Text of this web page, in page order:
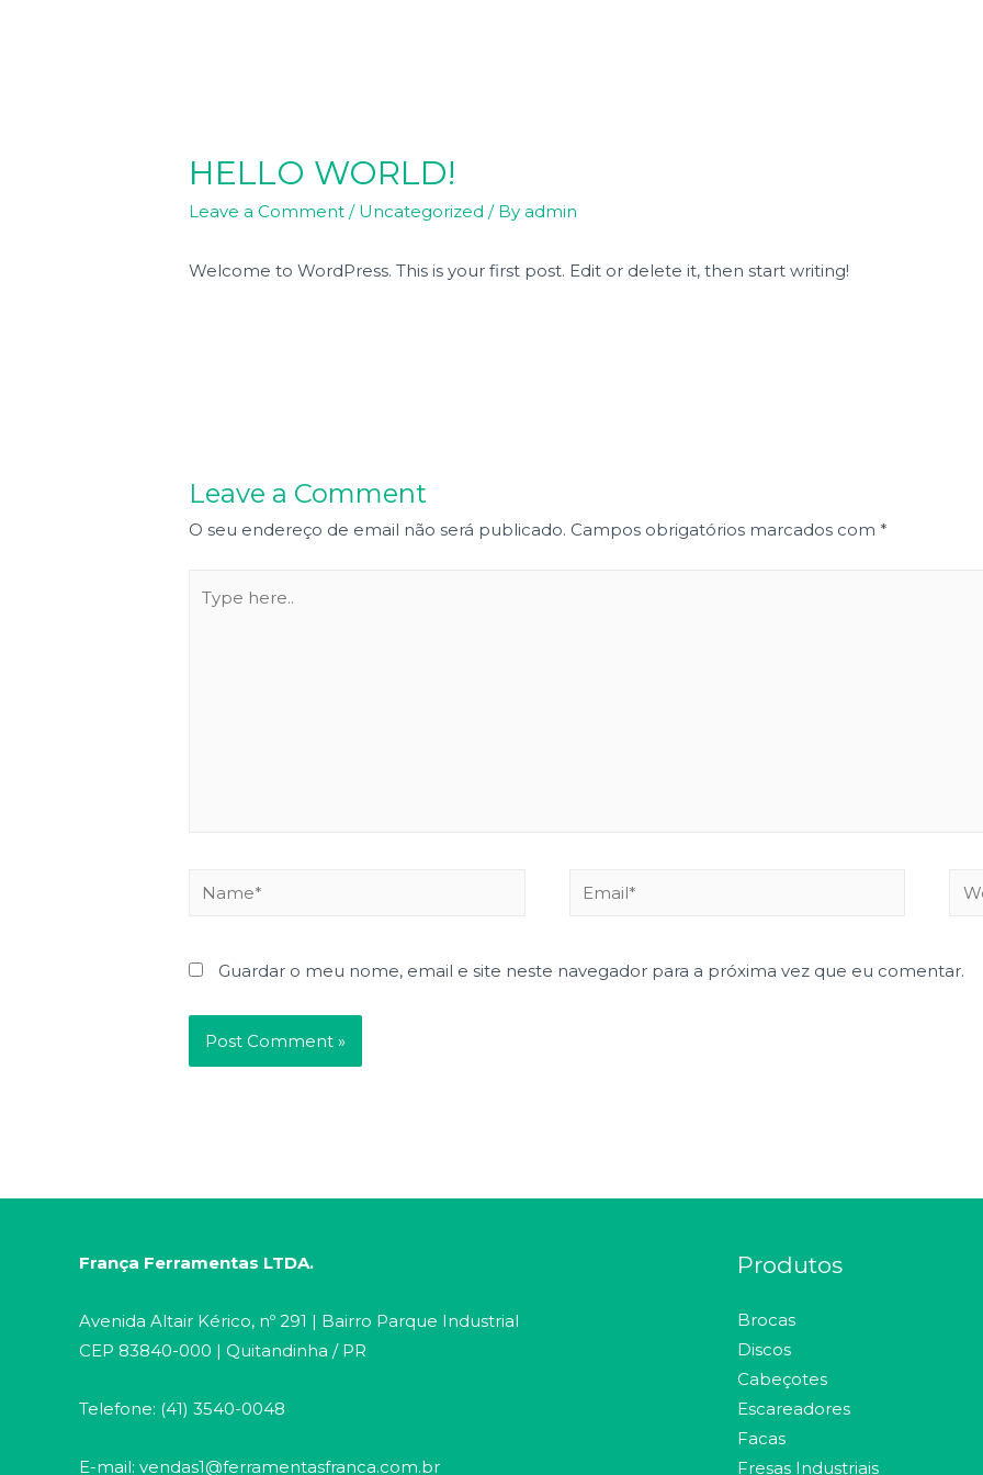
HELLO WORLD!
Leave a Comment / Uncategorized / Byadmin
Welcome to WordPress. This is your first post. Edit or delete it, then start writing!
Leave a Comment
O seu endereço de email não será publicado. Campos obrigatórios marcados com*
here..
Name* Email*
Guardar o meu nome, email e site neste navegador para a próxima vez que eu comentar.
França Ferramentas LTDA.
Avenida Altair Kérico, nº 291 | Bairro Parque Industrial
CEP 83840-000 | Quitandinha / PR
Telefone: (41) 3540-0048
E-mail: vendas1@ferramentasfranca.com.br
Produtos
Brocas
Discos
Cabeçotes
Escareadores
Facas
Fresas Industriais